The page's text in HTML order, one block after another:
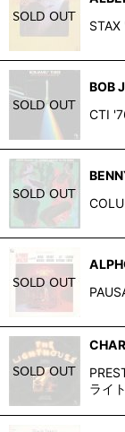
BOB
CTI
ライ